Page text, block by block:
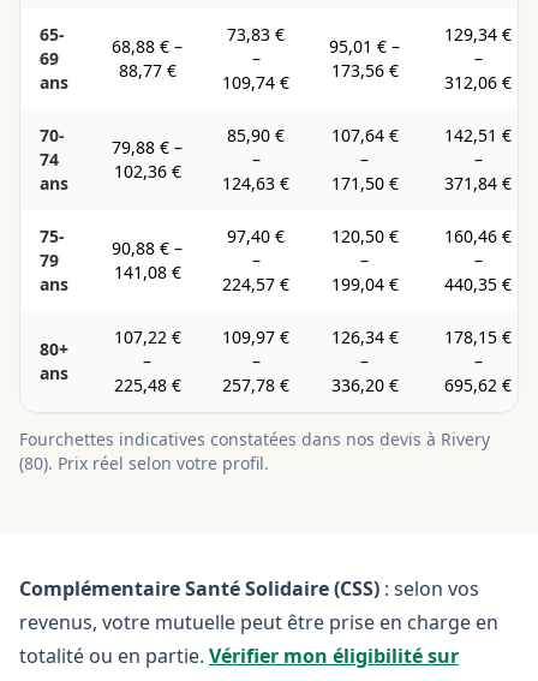
65-
69
ans
68,88 € –
88,77 €
73,83 €
–
109,74 €
95,01 € –
173,56 €
129,34 €
–
312,06 €
70-
74
ans
79,88 € –
102,36 €
85,90 €
–
124,63 €
107,64 €
–
171,50 €
142,51 €
–
371,84 €
75-
79
ans
90,88 € –
141,08 €
97,40 €
–
224,57 €
120,50 €
–
199,04 €
160,46 €
–
440,35 €
80+
ans
107,22 €
–
225,48 €
109,97 €
–
257,78 €
126,34 €
–
336,20 €
178,15 €
–
695,62 €
Fourchettes indicatives constatées dans nos devis à Rivery
(80). Prix réel selon votre profil.
Complémentaire Santé Solidaire (CSS) : selon vos
revenus, votre mutuelle peut être prise en charge en
totalité ou en partie. Vérifier mon éligibilité sur